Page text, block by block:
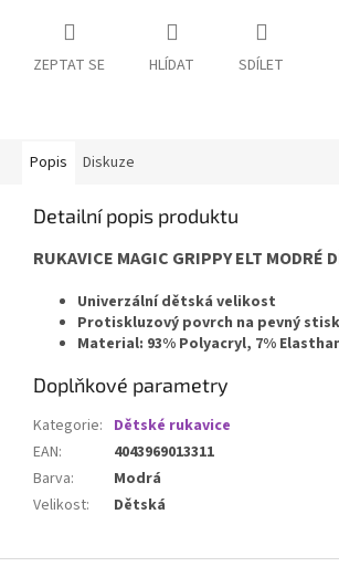
ZEPTAT SE HLÍDAT SDÍLET
Popis Diskuze
Detailní popis produktu
RUKAVICE MAGIC GRIPPY ELT MODRÉ
Univerzální dětská velikost
Protiskluzový povrch na pevný stisk
Material: 93% Polyacryl, 7%
Doplňkové parametry
Kategorie: Dětské rukavice
EAN:
4043969013311
Barva:
Modrá
Velikost: Dětská